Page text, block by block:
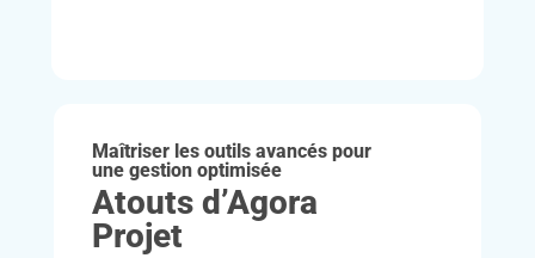
Maîtriser les outils avancés pour
une gestion optimisée
Atouts d’Agora
Projet